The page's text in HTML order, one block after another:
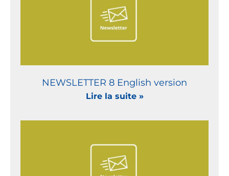
NEWSLETTER 8 English version
Lire la suite »